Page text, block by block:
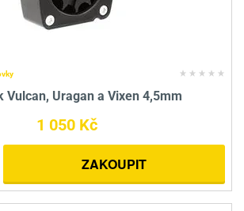
Vulcan, Uragan a Vixen 4,5mm
1 050 Kč
ZAKOUPIT